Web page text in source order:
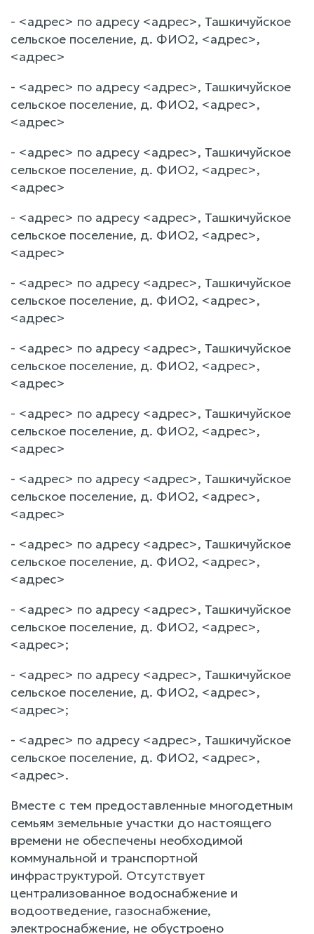
- <адрес> по адресу <адрес>, Ташкичуйское
сельское поселение, д. ФИО2, <адрес>,
<адрес>
- <адрес> по адресу <адрес>, Ташкичуйское
сельское поселение, д. ФИО2, <адрес>,
<адрес>
- <адрес> по адресу <адрес>, Ташкичуйское
сельское поселение, д. ФИО2, <адрес>,
<адрес>
- <адрес> по адресу <адрес>, Ташкичуйское
сельское поселение, д. ФИО2, <адрес>,
<адрес>
- <адрес> по адресу <адрес>, Ташкичуйское
сельское поселение, д. ФИО2, <адрес>,
<адрес>
- <адрес> по адресу <адрес>, Ташкичуйское
сельское поселение, д. ФИО2, <адрес>,
<адрес>
- <адрес> по адресу <адрес>, Ташкичуйское
сельское поселение, д. ФИО2, <адрес>,
<адрес>
- <адрес> по адресу <адрес>, Ташкичуйское
сельское поселение, д. ФИО2, <адрес>,
<адрес>
- <адрес> по адресу <адрес>, Ташкичуйское
сельское поселение, д. ФИО2, <адрес>,
<адрес>
- <адрес> по адресу <адрес>, Ташкичуйское
сельское поселение, д. ФИО2, <адрес>,
<адрес>;
- <адрес> по адресу <адрес>, Ташкичуйское
сельское поселение, д. ФИО2, <адрес>,
<адрес>;
- <адрес> по адресу <адрес>, Ташкичуйское
сельское поселение, д. ФИО2, <адрес>,
<адрес>.
Вместе с тем предоставленные многодетным
семьям земельные участки до настоящего
времени не обеспечены необходимой
коммунальной и транспортной
инфраструктурой. Отсутствует
централизованное водоснабжение и
водоотведение, газоснабжение,
электроснабжение, не обустроено